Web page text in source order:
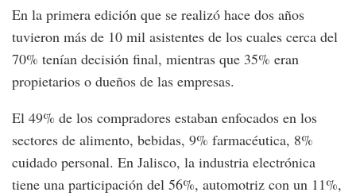
En la primera edición que se realizó hace dos años
tuvieron más de 10 mil asistentes de los cuales cerca del
70% tenían decisión final, mientras que 35% eran
propietarios o dueños de las empresas.
El 49% de los compradores estaban enfocados en los
sectores de alimento, bebidas, 9% farmacéutica, 8%
cuidado personal. En Jalisco, la industria electrónica
tiene una participación del 56%, automotriz con un 11%,